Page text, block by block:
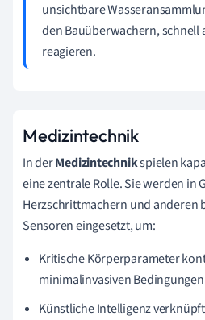
unsichtbare
den Bauüberwachern, schnell
reagieren.
Medizintechnik
In derMedizintechnikspielen
eine zentrale Rolle. Sie werden in
Herzschrittmachern und anderen
Sensoren eingesetzt, um:
Kritische Körperparameter
minimalinvasiven
Künstliche Intelligenz